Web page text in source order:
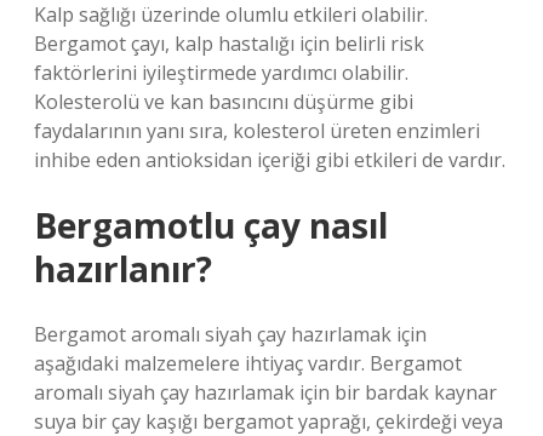
Kalp sağlığı üzerinde olumlu etkileri olabilir.
Bergamot çayı, kalp hastalığı için belirli risk
faktörlerini iyileştirmede yardımcı olabilir.
Kolesterolü ve kan basıncını düşürme gibi
faydalarının yanı sıra, kolesterol üreten enzimleri
inhibe eden antioksidan içeriği gibi etkileri de vardır.
Bergamotlu çay nasıl
hazırlanır?
Bergamot aromalı siyah çay hazırlamak için
aşağıdaki malzemelere ihtiyaç vardır. Bergamot
aromalı siyah çay hazırlamak için bir bardak kaynar
suya bir çay kaşığı bergamot yaprağı, çekirdeği veya